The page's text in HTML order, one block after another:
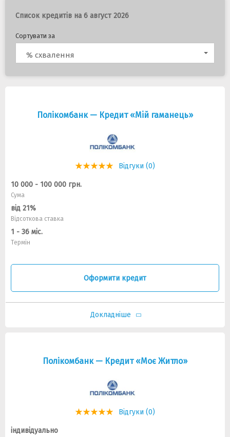
Список кредитів на 6 август 2026
Сортувати за
% схвалення
Полікомбанк — Кредит «Мiй гаманець»
Відгуки (0)
10 000 - 100 000 грн.
Сума
від 21%
Відсоткова ставка
1 - 36 міс.
Термін
Оформити кредит
Докладніше
Полікомбанк — Кредит «Моє Житло»
Відгуки (0)
індивідуально